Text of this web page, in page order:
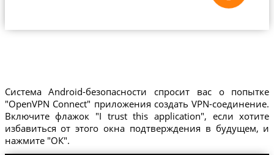
Система Android-безопасности спросит вас о попытке
"OpenVPN Connect" приложения создать VPN-соединение.
Включите флажок "I trust this application", если хотите
избавиться от этого окна подтверждения в будущем, и
нажмите "ОК".